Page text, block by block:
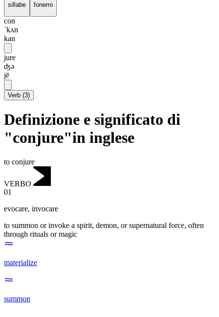
sillabe fonemi
con
ˈkʌn
kan
jure
ʤə
jē
Verb (3)
Definizione e significato di
"conjure"in inglese
to conjure
VERBO
01
evocare, invocare
to summon or invoke a spirit, demon, or supernatural force, often
through rituals or magic
materialize
summon